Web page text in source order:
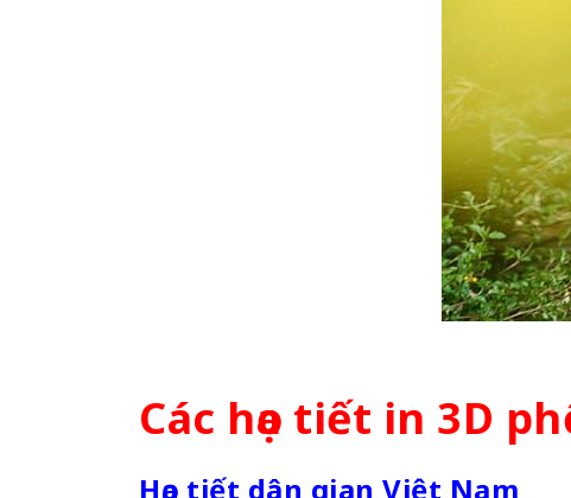
Các họa tiết in 3D
Họa tiết dân gian Việt Nam